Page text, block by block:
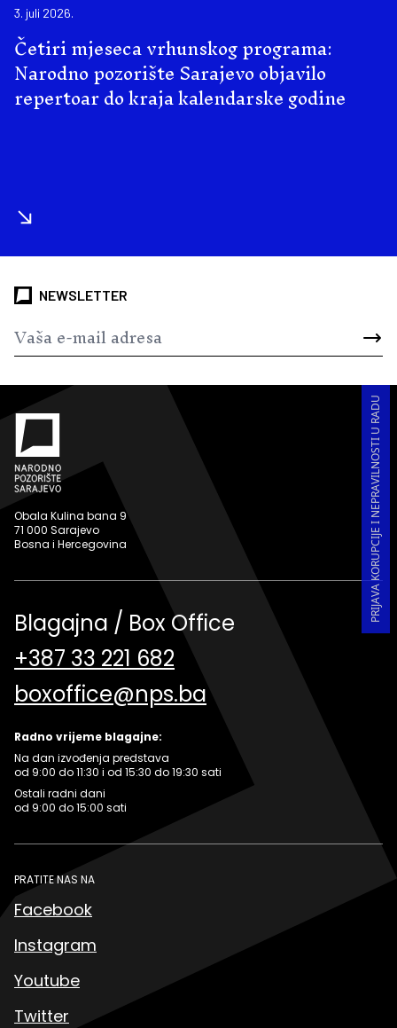
3. juli 2026.
Četiri mjeseca vrhunskog programa:
Narodno pozorište Sarajevo objavilo
repertoar do kraja kalendarske godine
NEWSLETTER
PRIJAVA KORUPCIJE I NEPRAVILNOSTI U RADU
Obala Kulina bana 9
71 000 Sarajevo
Bosna i Hercegovina
Blagajna / Box Office
+387 33 221 682
boxoffice@nps.ba
Radno vrijeme blagajne:
Na dan izvođenja predstava
od 9:00 do 11:30 i od 15:30 do 19:30 sati
Ostali radni dani
od 9:00 do 15:00 sati
PRATITE NAS NA
Facebook
Instagram
Youtube
Twitter